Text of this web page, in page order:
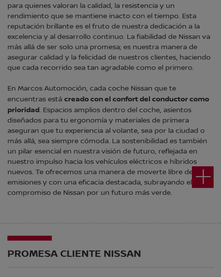
para quienes valoran la calidad, la resistencia y un
rendimiento que se mantiene inacto con el tiempo. Esta
reputación brillante es el fruto de nuestra dedicación a la
excelencia y al desarrollo continuo. La fiabilidad de Nissan va
más allá de ser solo una promesa; es nuestra manera de
asegurar calidad y la felicidad de nuestros clientes, haciendo
que cada recorrido sea tan agradable como el primero.
En Marcos Automoción, cada coche Nissan que te
encuentras está creado con el confort del conductor como
prioridad. Espacios amplios dentro del coche, asientos
diseñados para tu ergonomía y materiales de primera
aseguran que tu experiencia al volante, sea por la ciudad o
más allá, sea siempre cómoda. La sostenibilidad es también
un pilar esencial en nuestra visión de futuro, reflejada en
nuestro impulso hacia los vehículos eléctricos e híbridos
nuevos. Te ofrecemos una manera de moverte libre de
emisiones y con una eficacia destacada, subrayando el
compromiso de Nissan por un futuro más verde.
PROMESA CLIENTE NISSAN